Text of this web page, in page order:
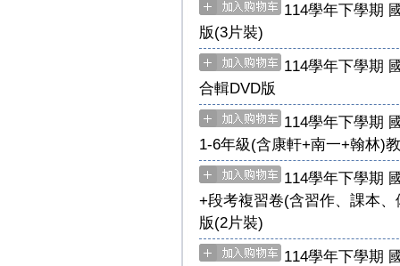
114學年下學期
版(3片裝)
114學年下學期
合輯DVD版
114學年下學期
1-6年級(含康軒+南一+翰林)
114學年下學期
+段考複習卷(含習作、課本
版(2片裝)
114學年下學期